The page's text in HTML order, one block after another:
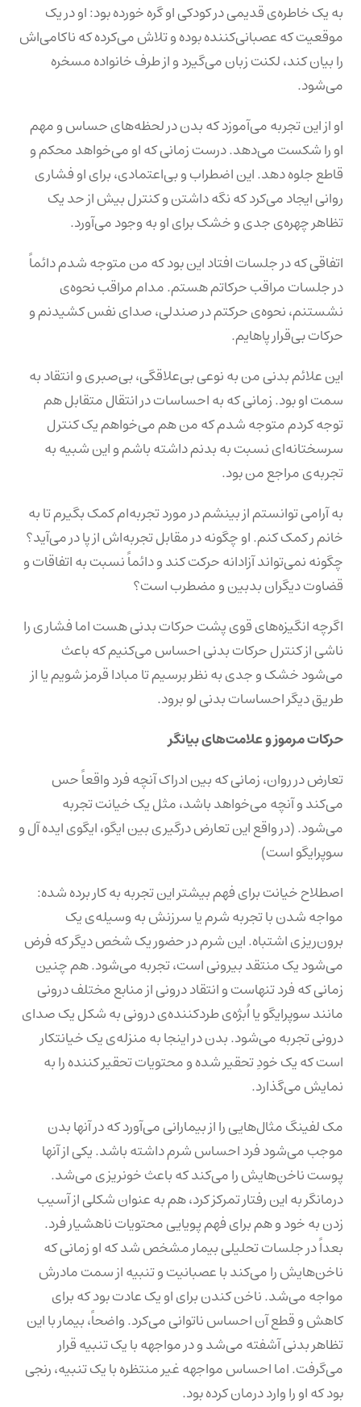
به یک خاطره‌ی قدیمی در کودکی او گره خورده بود: او در یک
موقعیت که عصبانی‌کننده بوده و تلاش می‌کرده که ناکامی‌اش
را بیان کند، لکنت زبان می‌گیرد و از طرف خانواده مسخره
می‌شود.
او از این تجربه می‌آموزد که بدن در لحظه‌های حساس و مهم
او را شکست می‌دهد. درست زمانی که او می‌خواهد محکم و
قاطع جلوه دهد. این اضطراب و بی‌اعتمادی، برای او فشاری
روانی ایجاد می‌کرد که نگه داشتن و کنترل بیش از حد یک
تظاهر چهره‌ی جدی و خشک برای او به وجود می‌آورد.
اتفاقی که در جلسات افتاد این بود که من متوجه شدم دائماً
در جلسات مراقب حرکاتم هستم. مدام مراقب نحوه‌ی
نشستنم، نحوه‌ی حرکتم در صندلی، صدای نفس کشیدنم و
حرکات بی‌قرار پاهایم.
این علائم بدنی من به نوعی بی‌علاقگی، بی‌صبری و انتقاد به
سمت او بود. زمانی که به احساسات در انتقال متقابل هم
توجه کردم متوجه شدم که من هم می‌خواهم یک کنترل
سرسختانه‌ای نسبت به بدنم داشته باشم و این شبیه به
تجربه‌ی مراجع من بود.
به آرامی ‌توانستم از بینشم در مورد تجربه‌ام کمک بگیرم تا به
خانم ر کمک کنم. او چگونه در مقابل تجربه‌اش از پا در می‌آید؟
چگونه نمی‌تواند آزادانه حرکت کند و دائماً نسبت به اتفاقات و
قضاوت دیگران بدبین و مضطرب است؟
اگرچه انگیزه‌های قوی پشت حرکات بدنی هست اما فشاری را
ناشی از کنترل حرکات بدنی احساس می‌کنیم که باعث
می‌شود خشک و جدی به نظر برسیم تا مبادا قرمز شویم یا از
طریق دیگر احساسات بدنی لو برود.
حرکات مرموز و علامت‌های بیانگر
تعارض در روان، زمانی که بین ادراک آنچه فرد واقعاً حس
می‌کند و آنچه می‌خواهد باشد، مثل یک خیانت تجربه
می‌شود. (در واقع این تعارض درگیری بین ایگو، ایگوی ایده آل و
سوپرایگو است)
اصطلاح خیانت برای فهم بیشتر این تجربه به کار برده شده:
مواجه شدن با تجربه شرم یا سرزنش به وسیله‌ی یک
برون‌ریزی اشتباه. این شرم در حضور یک شخص دیگر که فرض
می‌شود یک منتقد بیرونی است، تجربه می‌شود. هم چنین
زمانی که فرد تنهاست و انتقاد درونی از منابع مختلف درونی
مانند سوپرایگو یا اُبژه‌ی طردکننده‌ی درونی به شکل یک صدای
درونی تجربه می‌شود. بدن در اینجا به منزله‌ی یک خیانتکار
است که یک خودِ تحقیر شده و محتویات تحقیر کننده را به
نمایش می‌گذارد.
مک لفینگ مثال‌هایی را از بیمارانی می‌آورد که در آنها بدن
موجب می‌شود فرد احساس شرم داشته باشد. یکی از آنها
پوست ناخن‌هایش را می‌کند که باعث خونریزی می‌شد.
درمانگر به این رفتار تمرکز کرد، هم به عنوان شکلی از آسیب
زدن به خود و هم برای فهم پویایی محتویات ناهشیار فرد.
بعداً در جلسات تحلیلی بیمار مشخص شد که او زمانی که
ناخن‌هایش را می‌کند با عصبانیت و تنبیه از سمت مادرش
مواجه می‌شد. ناخن کندن برای او یک عادت بود که برای
کاهش و قطع آن احساس ناتوانی می‌کرد. واضحاً، بیمار با این
تظاهر بدنی آشفته می‌شد و در مواجهه با یک تنبیه قرار
می‌گرفت. اما احساس مواجهه غیر منتظره با یک تنبیه، رنجی
بود که او را وارد درمان کرده بود.